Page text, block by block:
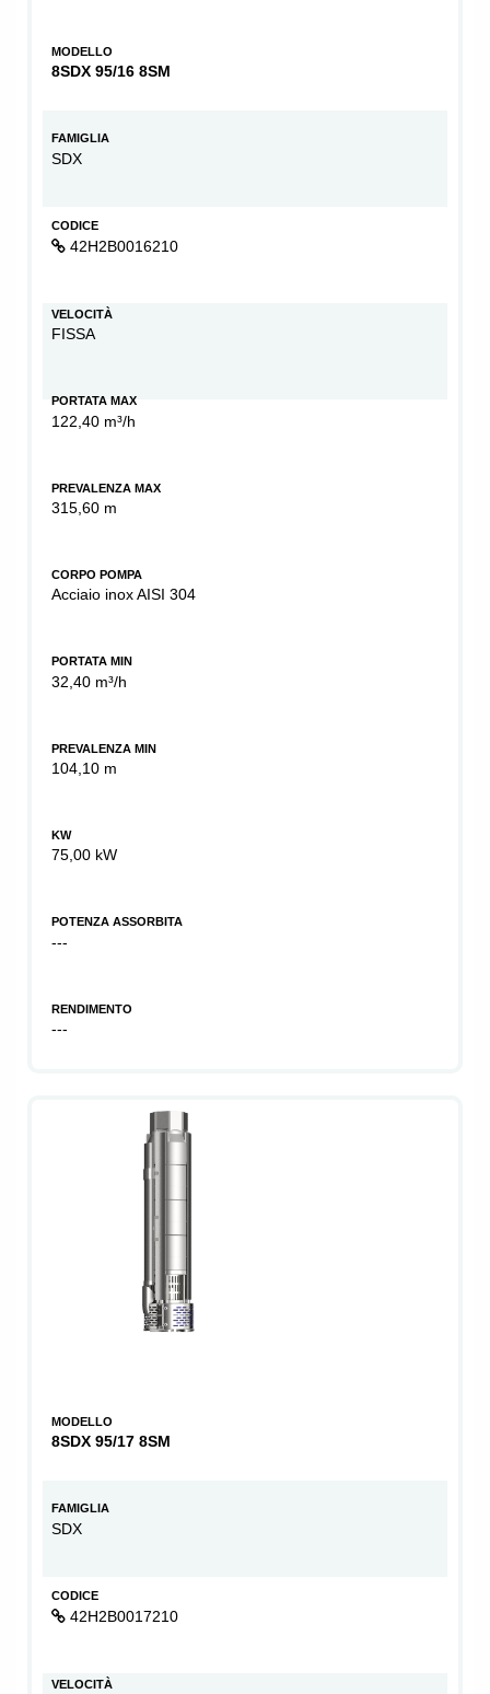
MODELLO
8SDX 95/16 8SM
FAMIGLIA
SDX
CODICE
42H2B0016210
VELOCITÀ
FISSA
PORTATA MAX
122,40 m³/h
PREVALENZA MAX
315,60 m
CORPO POMPA
Acciaio inox AISI 304
PORTATA MIN
32,40 m³/h
PREVALENZA MIN
104,10 m
KW
75,00 kW
POTENZA ASSORBITA
---
RENDIMENTO
---
MODELLO
8SDX 95/17 8SM
FAMIGLIA
SDX
CODICE
42H2B0017210
VELOCITÀ